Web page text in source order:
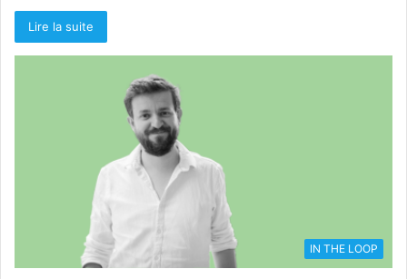
Lire la suite
IN THE LOOP